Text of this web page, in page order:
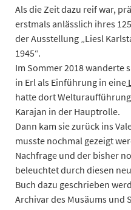
Als die Zeit dazu reif war,
erstmals anlässlich ihres
der Ausstellung „Liesl
1945“.
Im Sommer 2018 wanderte
in Erl als Einführung in eine
hatte dort
Karajan in der Hauptrolle.
Dann kam sie zurück ins
musste nochmal gezeigt
Nachfrage und der bisher
beleuchtet durch diesen
Buch dazu geschrieben
Archivar des Musäums und